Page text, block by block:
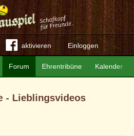
aktivieren Einloggen
Forum Ehrentribüne Kalender
- Lieblingsvideos